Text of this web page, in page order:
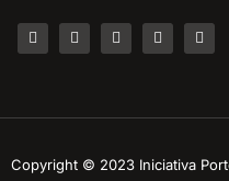
Copyright © 2023 Iniciativa